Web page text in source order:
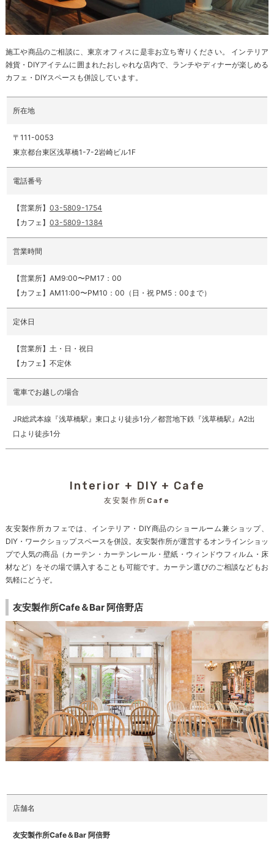
施工や商品のご相談に、東京オフィスに是非お立ち寄りください。 インテリア
雑貨・DIYアイテムに囲まれたおしゃれな店内で、ランチやディナーが楽しめる
カフェ・DIYスペースも併設しています。
所在地
〒111-0053
東京都台東区浅草橋1-7-2岩崎ビル1F
電話番号
【営業所】 03-5809-1754
【カフェ】 03-5809-1384
営業時間
【営業所】AM9:00〜PM17：00
【カフェ】AM11:00〜PM10：00（日・祝 PM5：00まで）
定休日
【営業所】土・日・祝日
【カフェ】不定休
電車でお越しの場合
JR総武本線『浅草橋駅』東口より徒歩1分／都営地下鉄『浅草橋駅』A2出
口より徒歩1分
Interior + DIY + Cafe
友安製作所Cafe
友安製作所カフェでは、インテリア・DIY商品のショールーム兼ショップ、
DIY・ワークショップスペースを併設。友安製作所が運営するオンラインショッ
プで人気の商品（カーテン・カーテンレール・壁紙・ウィンドウフィルム・床
材など）をその場で購入することも可能です。カーテン選びのご相談などもお
気軽にどうぞ。
友安製作所Cafe＆Bar 阿倍野店
店舗名
友安製作所Cafe＆Bar 阿倍野